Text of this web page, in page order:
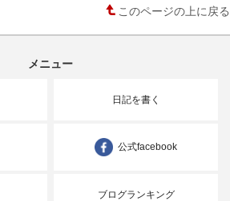
このページの上に戻る
メニュー
日記を書く
公式facebook
ブログランキング